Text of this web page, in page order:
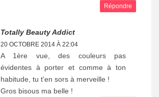
Répondre
Totally Beauty Addict
20 OCTOBRE 2014 À 22:04
A 1ère vue, des couleurs pas
évidentes à porter et comme à ton
habitude, tu t'en sors à merveille !
Gros bisous ma belle !